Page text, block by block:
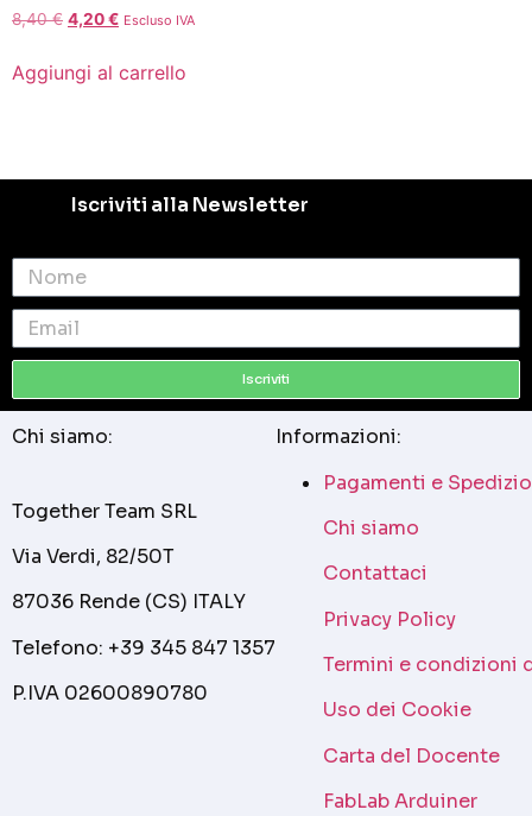
8,40€ 4,20€ Escluso IVA
Aggiungi al carrello
Iscriviti alla Newsletter
Iscriviti
Chi siamo:
Together Team SRL
Via Verdi, 82/50T
87036 Rende (CS) ITALY
Telefono: +39 345 847 1357
P.IVA 02600890780
Informazioni:
Pagamenti e
Chi siamo
Contattaci
Privacy Policy
Termini e condizioni
Uso dei Cookie
Carta del Docente
FabLab Arduiner